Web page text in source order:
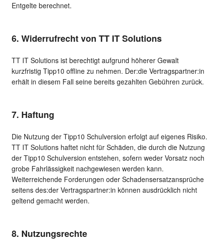
Entgelte berechnet.
6. Widerrufrecht von TT IT Solutions
TT IT Solutions ist berechtigt aufgrund höherer Gewalt
kurzfristig Tipp10 offline zu nehmen. Der:die Vertragspartner:in
erhält in diesem Fall seine bereits gezahlten Gebühren zurück.
7. Haftung
Die Nutzung der Tipp10 Schulversion erfolgt auf eigenes Risiko.
TT IT Solutions haftet nicht für Schäden, die durch die Nutzung
der Tipp10 Schulversion entstehen, sofern weder Vorsatz noch
grobe Fahrlässigkeit nachgewiesen werden kann.
Weiterreichende Forderungen oder Schadensersatzansprüche
seitens des:der Vertragspartner:in können ausdrücklich nicht
geltend gemacht werden.
8. Nutzungsrechte